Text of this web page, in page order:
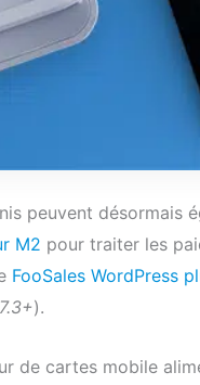
peuvent désormais
M2 pour traiter les
FooSales WordPress
).
de cartes mobile